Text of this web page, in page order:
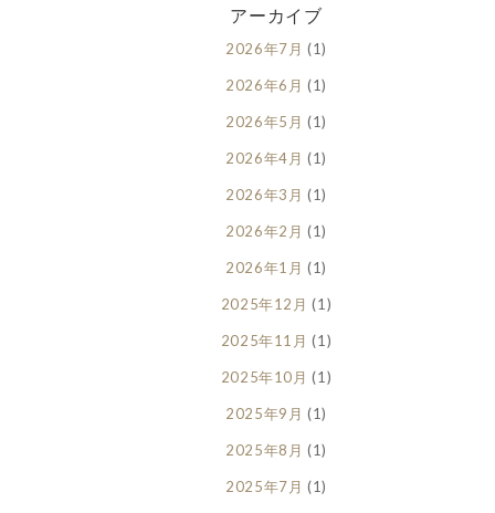
アーカイブ
2026年7月 (1)
2026年6月 (1)
2026年5月 (1)
2026年4月 (1)
2026年3月 (1)
2026年2月 (1)
2026年1月 (1)
2025年12月 (1)
2025年11月 (1)
2025年10月 (1)
2025年9月 (1)
2025年8月 (1)
2025年7月 (1)